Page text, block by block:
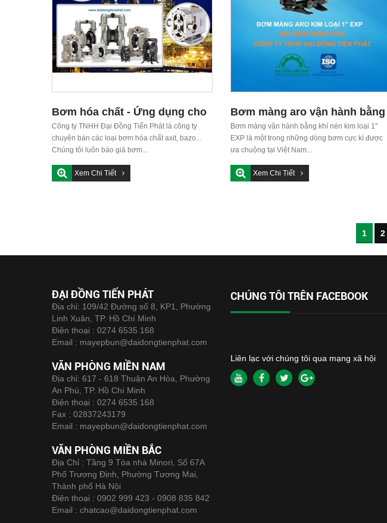
Bơm hóa chất - Ứng dụng cho
các nhu cầu bơm hóa chất đặc
biệt
Công ty TNHH Đại Đồng Tiến Phát là công ty
chuyên bán các loại bơm hóa chất axit, bazo...
Chúng tôi luôn báo giá bơm...
Xem Chi Tiết
Bơm màng aro vận hành bằng
khí nén kim loại 1'' EXP
Bơm màng vận hành bằng khí nén kim loại 1''
EXP là một trong những dòng bơm cực kì được
ưa chuộng tại Việt Nam...
Xem Chi Tiết
1 2
ĐẠI ĐỒNG TIẾN PHÁT
Địa chỉ: 109/42 Đường số 8, KP1, Phường
Linh Xuân, TP. Hồ Chí Minh
Điện thoại : 0274 6535 168
Email : mayepbun@daidongtienphat.com
VĂN PHÒNG MIỀN NAM
Địa chỉ: 617 - 618 Thuận An Hòa, Phường
An Phú, TP. Hồ Chí Minh
Điện thoại : 0274 6535 168
Fax : 02837243179
Email : mayepbun@daidongtienphat.com
VĂN PHÒNG MIỀN BẮC
Địa Chỉ : Tầng 9 Tòa nhà Minori, Số 67A
Phố Trương Định, Phường Tương Mai,
Thành phố Hà Nội
Điện thoại : 0902 999 423 - 0908 835 842
Email : chatcao@daidongtienphat.com
CHÚNG TÔI TRÊN FACEBOOK
Liên lạc với chúng tôi qua mạng xã hội